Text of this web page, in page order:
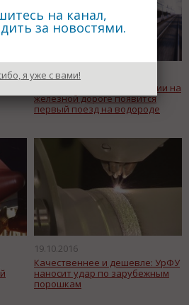
04.11.2016
К концу 2017 года в Германии на
железной дороге появится
первый поезд на водороде
19.10.2016
Качественнее и дешевле: УрФУ
наносит удар по зарубежным
порошкам
на канал,
за новостями.
я уже с вами!